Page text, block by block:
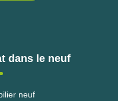
dans le neuf
neuf